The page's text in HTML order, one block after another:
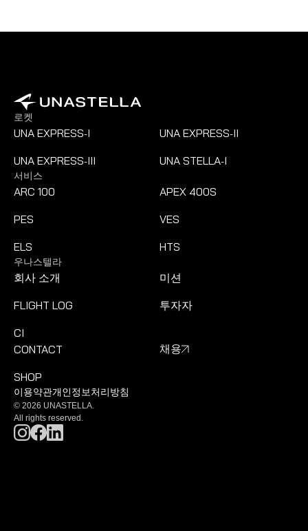
로켓
UNA EXPRESS-I UNA EXPRESS-II
UNA EXPRESS-III UNA STELLA-I
서비스
ARC 100
APEX 400S
PES
VES
ELS
HTS
우나스텔라
회사 소개
미션
FLIGHT LOG
투자자
CI
CONTACT
채용
SHOP
이용약관개인정보처리방침
© 2026 UNASTELLA.
All rights reserved.